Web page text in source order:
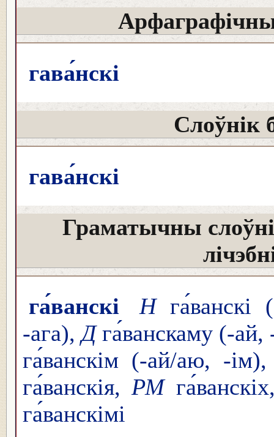
гава́нскі
Слоўнік
гава́нскі
Граматычны
га́ванскі Нга́ванскі
-ага),Дга́ванскаму (-
га́ванскім (-ай/аю, -
га́ванскія, РМ
га́ванскімі